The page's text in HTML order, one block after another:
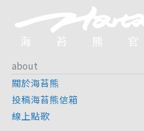
about
關於海苔熊
投稿海苔熊信箱
線上點歌